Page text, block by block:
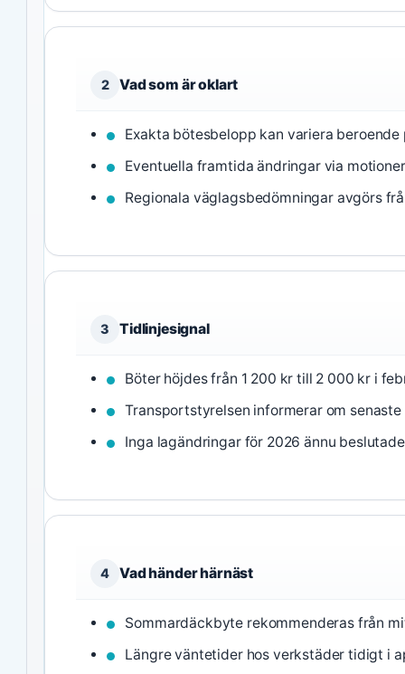
2 Vad som är oklart
Exakta bötesbelopp kan variera
Eventuella framtida ändringar via
Regionala väglagsbedömningar avgörs
3 Tidlinjesignal
Böter höjdes från 1 200 kr till 2 000 kr i
Transportstyrelsen informerar om
Inga lagändringar för 2026 ännu beslutade
4 Vad händer härnäst
Sommardäckbyte rekommenderas från
Längre väntetider hos verkstäder tidigt i